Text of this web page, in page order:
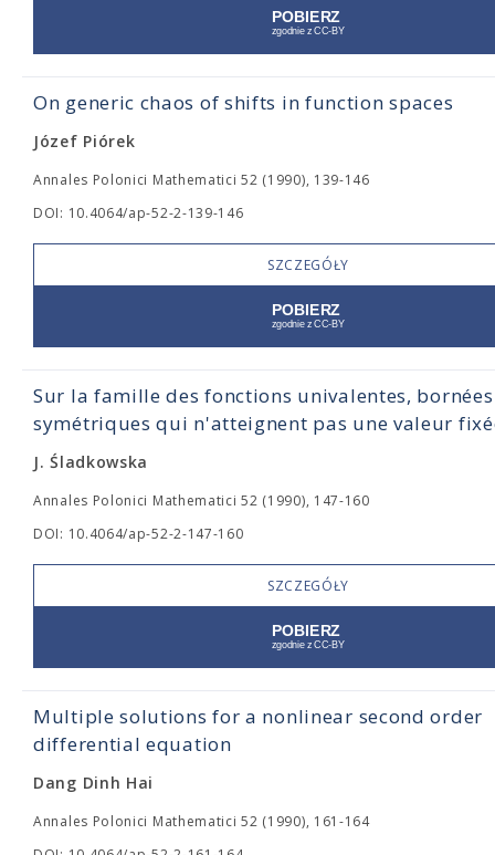
On generic chaos of shifts in function spaces
Józef Piórek
Annales Polonici Mathematici 52 (1990), 139-146
DOI: 10.4064/ap-52-2-139-146
SZCZEGÓŁY
Sur la famille des fonctions univalentes,
symétriques qui n'atteignent pas une valeur
J. Śladkowska
Annales Polonici Mathematici 52 (1990), 147-160
DOI: 10.4064/ap-52-2-147-160
SZCZEGÓŁY
Multiple solutions for a nonlinear second order
differential equation
Dang Dinh Hai
Annales Polonici Mathematici 52 (1990), 161-164